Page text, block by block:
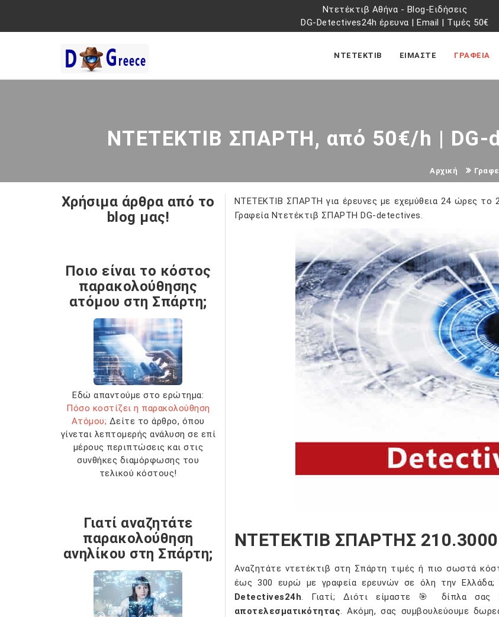
Ντετέκτιβ Αθήνα - Blog-Ειδήσεις
DG-Detectives24h έρευνα |Email | Τιμές 50€
ΝΤΕΤΕΚΤΙΒ ΕΙΜΑΣΤΕ ΓΡΑΦΕΙΑ
ΝΤΕΤΕΚΤΙΒ ΣΠΑΡΤΗ, από 50€/h |
Αρχική
ΝΤΕΤΕΚΤΙΒ ΣΠΑΡΤΗ για έρευνες με εχεμύθεια 24 ώρες
Γραφεία Ντετέκτιβ ΣΠΑΡΤΗ DG-detectives.
ΝΤΕΤΕΚΤΙΒ ΣΠΑΡΤΗΣ
Αναζητάτε ντετέκτιβ στη Σπάρτη τιμές ή πιο σωστά
έως 300 ευρώ με γραφεία ερευνών σε όλη την Ελλάδα;
Detectives24h. Γιατί; Διότι είμαστε 🎯 δίπλα σας
αποτελεσματικότητας. Ακόμη, σας συμβουλεύουμε
Χρήσιμα άρθρα από το
blog μας!
Ποιο είναι το κόστος
παρακολούθησης
ατόμου στη Σπάρτη;
Εδώ απαντούμε στο ερώτημα:
Πόσο κοστίζει η παρακολούθηση
Ατόμου; Δείτε το άρθρο, όπου
γίνεται λεπτομερής ανάλυση σε επί
μέρους περιπτώσεις και στις
συνθήκες διαμόρφωσης του
τελικού κόστους!
Γιατί αναζητάτε
παρακολούθηση
ανηλίκου στη Σπάρτη;